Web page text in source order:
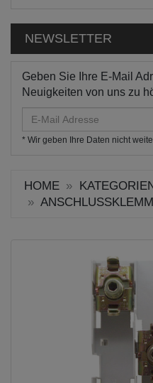
NEWSLETTER
Geben Sie Ihre E-Mail
Neuigkeiten von uns zu
Mail
Adresse
* Wir geben Ihre Daten nicht
HOME